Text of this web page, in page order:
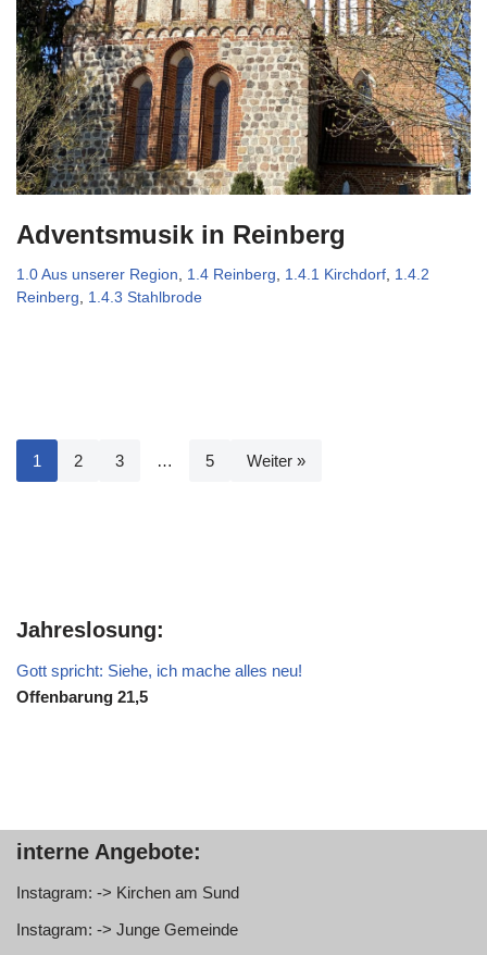
Adventsmusik in Reinberg
1.0 Aus unserer Region 1.4 Reinberg 1.4.1 Kirchdorf 1.4.2
Reinberg
1.4.3 Stahlbrode
1 2 3 … 5 Weiter »
Jahreslosung:
Gott spricht: Siehe, ich mache alles neu!
Offenbarung 21,5
interne Angebote:
Instagram: -> Kirchen am Sund
Instagram: -> Junge Gemeinde